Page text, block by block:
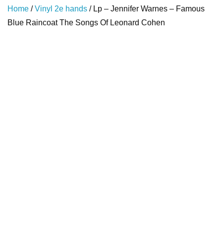
Home /Vinyl 2e hands / Lp – Jennifer Warnes – Famous
Blue Raincoat The Songs Of Leonard Cohen